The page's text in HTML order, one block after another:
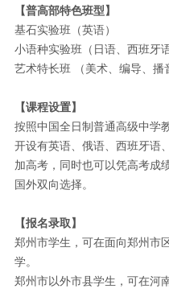
【普高部特色班型】
基石实验班（英语）
小语种实验班（日语、西班牙
艺术特长班 （美术、编导、播
【课程设置】
按照中国全日制普通高级中学
开设有英语、俄语、西班牙语
加高考，同时也可以凭高考成
国外双向选择。
【报名录取】
郑州市学生，可在面向郑州市
学。
郑州市以外市县学生，可在河